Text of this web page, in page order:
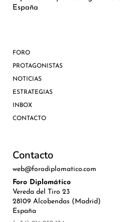
España
FORO
PROTAGONISTAS
NOTICIAS
ESTRATEGIAS
INBOX
CONTACTO
Contacto
web@forodiplomatico.com
Foro Diplomático
Vereda del Tiro 23
28109 Alcobendas (Madrid)
España